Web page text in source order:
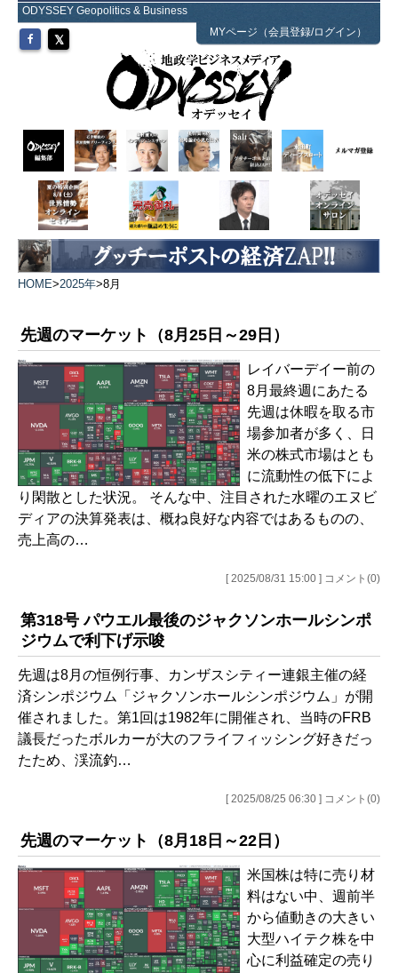
ODYSSEY Geopolitics & Business
MYページ（会員登録/ログイン）
HOME>2025年>8月
先週のマーケット（8月25日～29日）
レイバーデイー前の
8月最終週にあたる
先週は休暇を取る市
場参加者が多く、日
米の株式市場はとも
に流動性の低下によ
り閑散とした状況。 そんな中、注目された水曜のエヌビ
ディアの決算発表は、概ね良好な内容ではあるものの、
売上高の…
[ 2025/08/31 15:00 ] コメント(0)
第318号 パウエル最後のジャクソンホールシンポ
ジウムで利下げ示唆
先週は8月の恒例行事、カンザスシティー連銀主催の経
済シンポジウム「ジャクソンホールシンポジウム」が開
催されました。第1回は1982年に開催され、当時のFRB
議長だったボルカーが大のフライフィッシング好きだっ
たため、渓流釣…
[ 2025/08/25 06:30 ] コメント(0)
先週のマーケット（8月18日～22日）
米国株は特に売り材
料はない中、週前半
から値動きの大きい
大型ハイテク株を中
心に利益確定の売り